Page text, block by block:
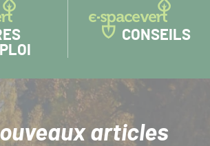
CONSEILS
articles